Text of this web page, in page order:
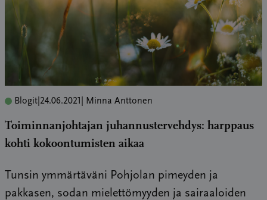
Blogit 24.06.2021 | Minna Anttonen
Toiminnanjohtajan juhannustervehdys: harppaus
kohti kokoontumisten aikaa
Tunsin ymmärtäväni Pohjolan pimeyden ja
pakkasen, sodan mielettömyyden ja sairaaloiden